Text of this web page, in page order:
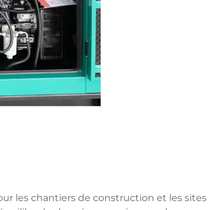
les chantiers de construction et les sites